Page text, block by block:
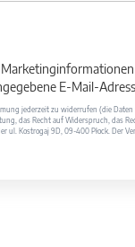
E-Mail-
jederzeit zu widerrufen (die
das Recht auf Widerspruch, das
ul. Kostrogaj 9D, 09-400 Płock. Der